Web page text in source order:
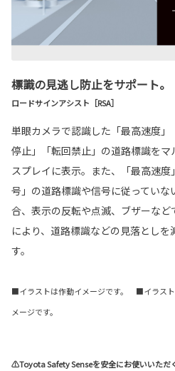
標識の見逃し防止をサポート。
ロードサインアシスト［RSA］
単眼カメラで認識した「最高速度
停止」「転回禁止」の道路標識をマ
スプレイに表示。また、「最高速
号」の道路標識や信号に従ってい
合、表示の反転や点滅、ブザーな
により、道路標識などの見落とし
す。
■イラストは作動イメージです。 ■イラスト
メージです。
⚠Toyota Safety Senseを安全にお使いいただ